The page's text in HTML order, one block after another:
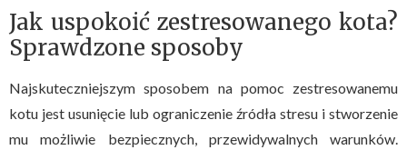
Jak uspokoić zestresowanego kota?
Sprawdzone sposoby
Najskuteczniejszym sposobem na pomoc zestresowanemu
kotu jest usunięcie lub ograniczenie źródła stresu i stworzenie
mu możliwie bezpiecznych, przewidywalnych warunków.